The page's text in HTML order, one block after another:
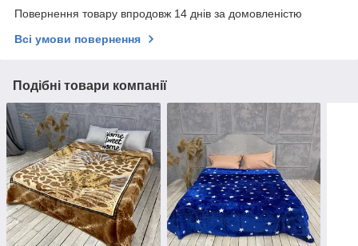
Повернення товару впродовж 14 днів за домовленістю
Всі умови повернення
Подібні товари компанії